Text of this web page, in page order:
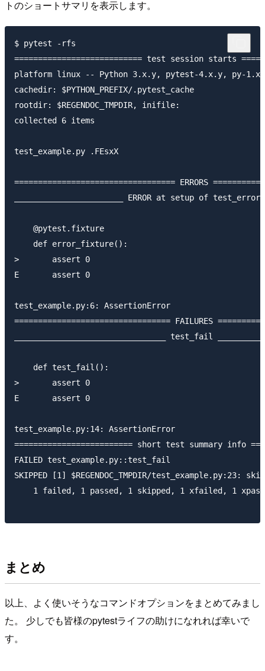
トのショートサマリを表示します。
$ pytest -rfs
=========================== test session starts
platform linux -- Python 3.x.y, pytest-4.x.y, py-
cachedir: $PYTHON_PREFIX/.pytest_cache
rootdir: $REGENDOC_TMPDIR, inifile:
collected 6 items
test_example.py .FEsxX
================================== ERRORS
_______________________ ERROR at setup of test_error
    @pytest.fixture
    def error_fixture():
>       assert 0
E       assert 0
test_example.py:6: AssertionError
================================= FAILURES
________________________________ test_fail
    def test_fail():
>       assert 0
E       assert 0
test_example.py:14: AssertionError
========================= short test summary info
FAILED test_example.py::test_fail
SKIPPED [1] $REGENDOC_TMPDIR/test_example.py:23:
1 failed, 1 passed, 1 skipped, 1 xfailed, 1
まとめ
以上、よく使いそうなコマンドオプションをまとめてみまし
た。 少しでも皆様のpytestライフの助けになれれば幸いで
す。